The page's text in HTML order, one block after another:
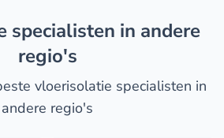
regio's
vloerisolatie specialisten in
andere regio's